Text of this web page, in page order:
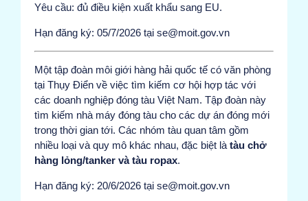
Yêu cầu: đủ điều kiện xuất khẩu sang EU.
Hạn đăng ký: 05/7/2026 tại se@moit.gov.vn
Một tập đoàn môi giới hàng hải quốc tế có văn phòng
tại Thụy Điển về việc tìm kiếm cơ hội hợp tác với
các doanh nghiệp đóng tàu Việt Nam. Tập đoàn này
tìm kiếm nhà máy đóng tàu cho các dự án đóng mới
trong thời gian tới. Các nhóm tàu quan tâm gồm
nhiều loại và quy mô khác nhau, đặc biệt là tàu chở
hàng lỏng/tanker và tàu ropax.
Hạn đăng ký: 20/6/2026 tại se@moit.gov.vn